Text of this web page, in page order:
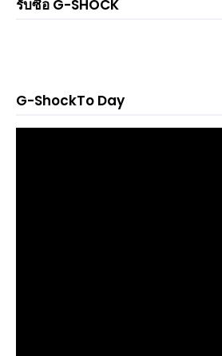
รับซื้อ G-SHOCK
G-ShockTo Day